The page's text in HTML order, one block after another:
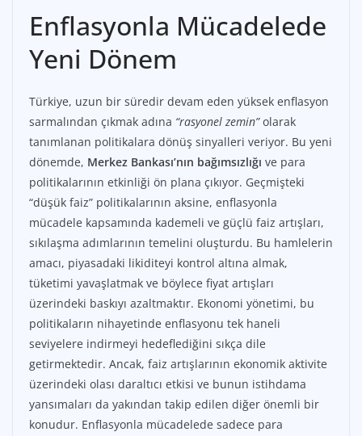
Enflasyonla Mücadelede
Yeni Dönem
Türkiye, uzun bir süredir devam eden yüksek enflasyon
sarmalından çıkmak adına “rasyonel zemin”olarak
tanımlanan politikalara dönüş sinyalleri veriyor. Bu yeni
dönemde, Merkez Bankası’nın bağımsızlığı ve para
politikalarının etkinliği ön plana çıkıyor. Geçmişteki
“düşük faiz” politikalarının aksine, enflasyonla
mücadele kapsamında kademeli ve güçlü faiz artışları,
sıkılaşma adımlarının temelini oluşturdu. Bu hamlelerin
amacı, piyasadaki likiditeyi kontrol altına almak,
tüketimi yavaşlatmak ve böylece fiyat artışları
üzerindeki baskıyı azaltmaktır. Ekonomi yönetimi, bu
politikaların nihayetinde enflasyonu tek haneli
seviyelere indirmeyi hedeflediğini sıkça dile
getirmektedir. Ancak, faiz artışlarının ekonomik aktivite
üzerindeki olası daraltıcı etkisi ve bunun istihdama
yansımaları da yakından takip edilen diğer önemli bir
konudur. Enflasyonla mücadelede sadece para